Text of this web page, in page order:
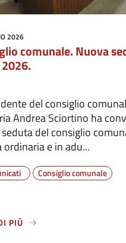
2026
comunale. Nuova
del consiglio
Andrea Sciortino ha
del consiglio
ordinaria e in adu...
Consiglio comunale
PIÙ